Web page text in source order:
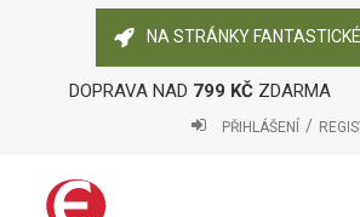
NA STRÁNKY
DOPRAVA NAD 799 KČZDARMA
PŘIHLÁŠENÍ